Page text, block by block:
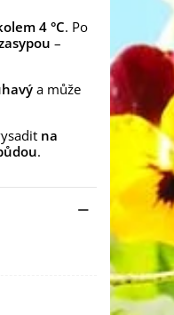
4 °C. Po
–
a může
na
.